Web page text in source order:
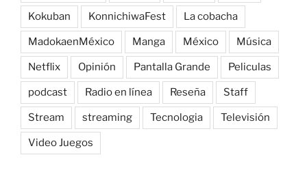
Kokuban KonnichiwaFest La cobacha
MadokaenMéxico Manga México Música
Netflix Opinión Pantalla Grande Peliculas
podcast Radio en línea Reseña Staff
Stream streaming Tecnologia Televisión
Video Juegos